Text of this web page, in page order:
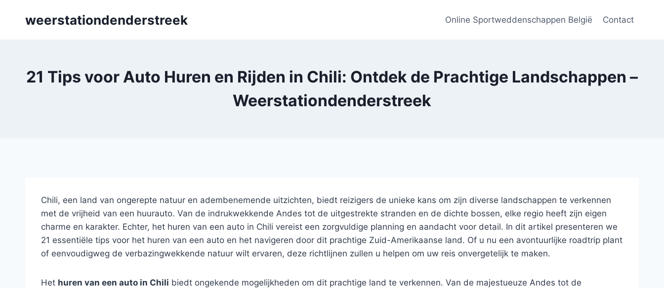
weerstationdenderstreek Online Sportweddenschappen België Contact
21 Tips voor Auto Huren en Rijden in Chili: Ontdek de Prachtige Landschappen –
Weerstationdenderstreek
Chili, een land van ongerepte natuur en adembenemende uitzichten, biedt reizigers de unieke kans om zijn diverse landschappen te verkennen
met de vrijheid van een huurauto. Van de indrukwekkende Andes tot de uitgestrekte stranden en de dichte bossen, elke regio heeft zijn eigen
charme en karakter. Echter, het huren van een auto in Chili vereist een zorgvuldige planning en aandacht voor detail. In dit artikel presenteren we
21 essentiële tips voor het huren van een auto en het navigeren door dit prachtige Zuid-Amerikaanse land. Of u nu een avontuurlijke roadtrip plant
of eenvoudigweg de verbazingwekkende natuur wilt ervaren, deze richtlijnen zullen u helpen om uw reis onvergetelijk te maken.
Het huren van een auto in Chili biedt ongekende mogelijkheden om dit prachtige land te verkennen. Van de majestueuze Andes tot de